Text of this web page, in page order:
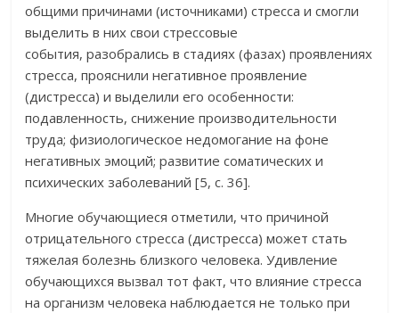
общими причинами (источниками) стресса и смогли
выделить в них свои стрессовые
события, разобрались в стадиях (фазах) проявлениях
стресса, прояснили негативное проявление
(дистресса) и выделили его особенности:
подавленность, снижение производительности
труда; физиологическое недомогание на фоне
негативных эмоций; развитие соматических и
психических заболеваний [5, с. 36].
Многие обучающиеся отметили, что причиной
отрицательного стресса (дистресса) может стать
тяжелая болезнь близкого человека. Удивление
обучающихся вызвал тот факт, что влияние стресса
на организм человека наблюдается не только при